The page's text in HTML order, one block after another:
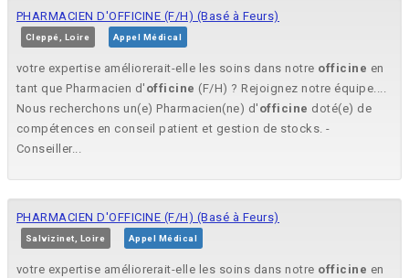
PHARMACIEN D'OFFICINE (F/H) (Basé à Feurs)
Cleppé, Loire Appel Médical
votre expertise améliorerait-elle les soins dans notre officine en
tant que Pharmacien d' officine (F/H) ? Rejoignez notre équipe....
Nous recherchons un(e) Pharmacien(ne) d' officine doté(e) de
compétences en conseil patient et gestion de stocks. -
Conseiller...
PHARMACIEN D'OFFICINE (F/H) (Basé à Feurs)
Salvizinet, Loire Appel Médical
votre expertise améliorerait-elle les soins dans notre officine en